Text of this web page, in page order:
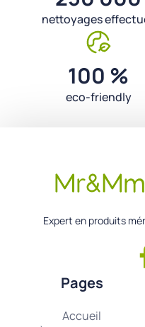
nettoyages
100 %
eco-friendly
Expert en produits
Pages
Accueil